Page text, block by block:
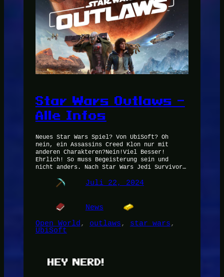
Star Wars Outlaws –
Alle Infos
Neues Star Wars Spiel? Von UbiSoft? Oh
nein, ein Assassins Creed Klon nur mit
anderen Charakteren?Nein!Viel Besser!
Ehrlich! So muss Begeisterung sein und
nicht anders. Nach Star Wars Jedi Survivor…
Juli 22, 2024
News
Open World , outlaws, star wars
UbiSoft
HEY NERD!